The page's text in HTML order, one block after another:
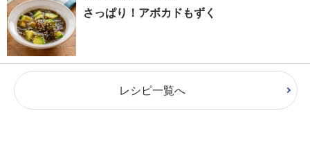
さっぱり！アボカドもずく
レシピ一覧へ